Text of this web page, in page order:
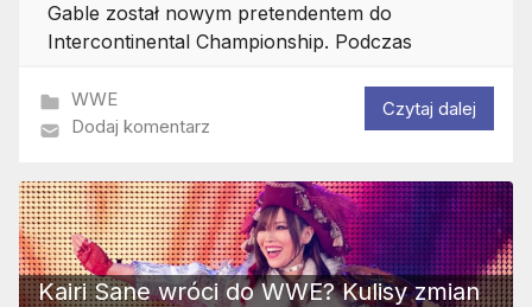
Gable został nowym pretendentem do
Intercontinental Championship. Podczas
WWE
Dodaj komentarz
Czytaj dalej
Kairi Sane wróci do WWE? Kulisy zmian